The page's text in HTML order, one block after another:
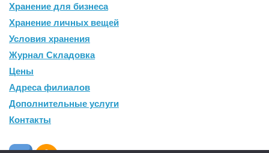
Хранение для бизнеса
Хранение личных вещей
Условия хранения
Журнал Складовка
Цены
Адреса филиалов
Дополнительные услуги
Контакты